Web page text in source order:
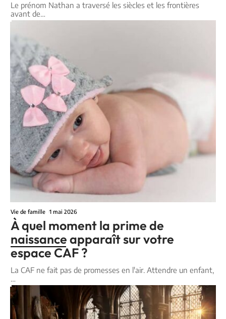
Le prénom Nathan a traversé les siècles et les frontières
avant de…
Vie de famille 1 mai 2026
À quel moment la prime de
naissance apparaît sur votre
espace CAF ?
La CAF ne fait pas de promesses en l'air. Attendre un enfant,